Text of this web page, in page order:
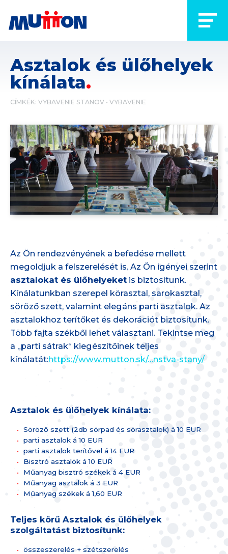
Asztalok és ülőhelyek
kínálata
CÍMKÉK: VYBAVENIE STANOV VYBAVENIE
Az Ön rendezvényének a befedése mellett
megoldjuk a felszerelését is. Az Ön igényei szerint
asztalokat és ülőhelyeket is biztosítunk.
Kínálatunkban szerepel körasztal, sarokasztal,
söröző szett, valamint elegáns parti asztalok. Az
asztalokhoz terítőket és dekorációt biztosítunk.
Több fajta székből lehet választani. Tekintse meg
a „parti sátrak“ kiegészítőinek teljes
kínálatát:https://www.mutton.sk/…nstva-stany/
Asztalok és ülőhelyek kínálata:
Söröző szett (2db sörpad és sörasztalok) á 10 EUR
parti asztalok á 10 EUR
parti asztalok terítővel á 14 EUR
Bisztró asztalok á 10 EUR
Műanyag bisztró székek á 4 EUR
Műanyag asztalok á 3 EUR
Műanyag székek á 1,60 EUR
Teljes körű Asztalok és ülőhelyek
szolgáltatást biztosítunk:
összeszerelés + szétszerelés